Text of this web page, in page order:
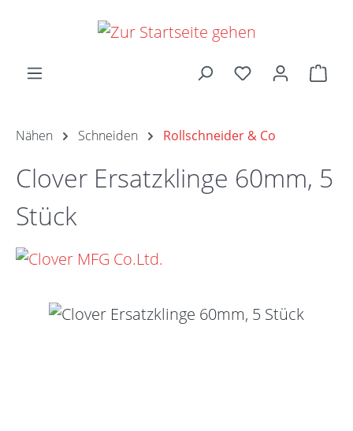
Zum Hauptinhalt springen
Nähen Schneiden Rollschneider & Co
Clover Ersatzklinge 60mm, 5
Stück
Bildergalerie überspringen